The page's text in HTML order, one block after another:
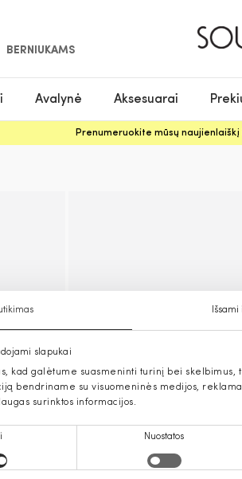
slapukai
kad galėtume suasmeninti turinį bei
bendriname su visuomeninės medijos,
surinktos informacijos.
Nuostatos
BERNIUKAMS
Avalynė Aksesuarai
Prenumeruokite mūsų